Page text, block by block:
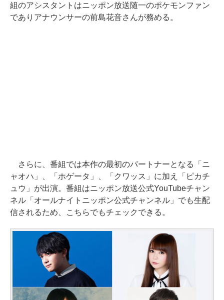
組のアシスタントはニッポン放送随一のポケモンファン
でありアナウンサーの前島花音さんが務める。
さらに、番組では本作の最初のパートナーとなる「ニ
ャオハ」、「ホゲータ」、「クワッス」に加え「ピカチ
ュウ」が出演。番組はニッポン放送公式YouTubeチャン
ネル「オールナイトニッポン公式チャンネル」でも生配
信されるため、こちらでもチェックできる。